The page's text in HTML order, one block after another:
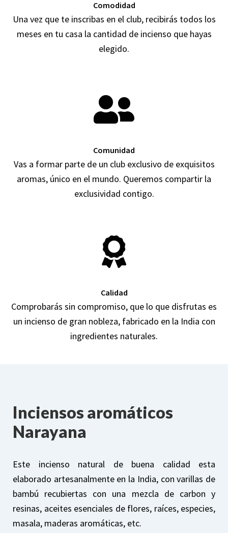
Comodidad
Una vez que te inscribas en el club, recibirás todos los
meses en tu casa la cantidad de incienso que hayas
elegido.
Comunidad
Vas a formar parte de un club exclusivo de exquisitos
aromas, único en el mundo. Queremos compartir la
exclusividad contigo.
Calidad
Comprobarás sin compromiso, que lo que disfrutas es
un incienso de gran nobleza, fabricado en la India con
ingredientes naturales.
Inciensos aromáticos
Narayana
Este incienso natural de buena calidad esta
elaborado artesanalmente en la India, con varillas de
bambú recubiertas con una mezcla de carbon y
resinas, aceites esenciales de flores, raíces, especies,
masala, maderas aromáticas, etc.